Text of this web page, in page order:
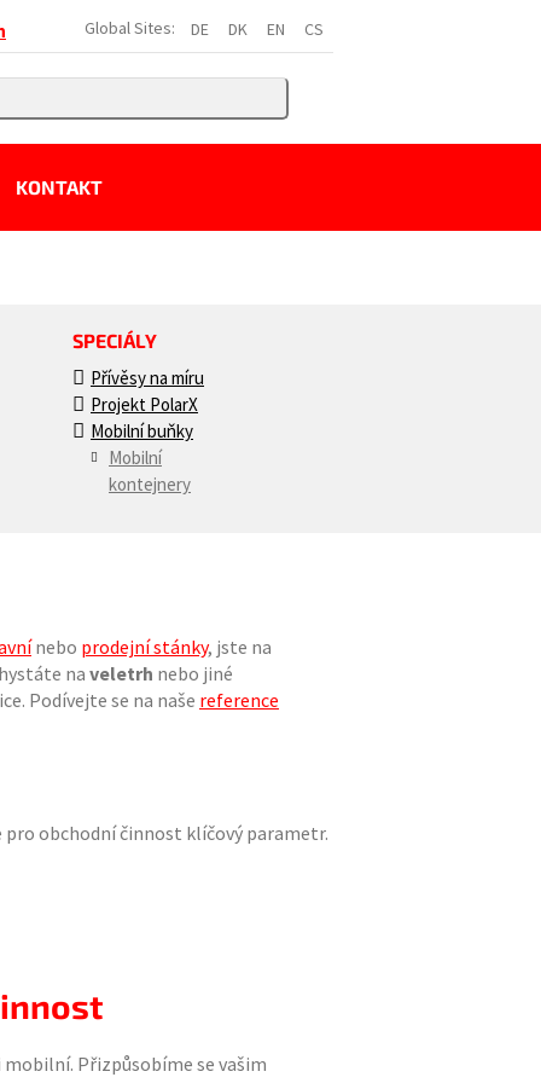
DE DK EN CS
Global Sites:
KONTAKT
SPECIÁLY
Přívěsy na míru
Projekt PolarX
Mobilní buňky
Mobilní
kontejnery
nebo prodejní stánky, jste na
na veletrh nebo jiné
Podívejte se na naše reference
obchodní činnost klíčový parametr.
Přizpůsobíme se vašim